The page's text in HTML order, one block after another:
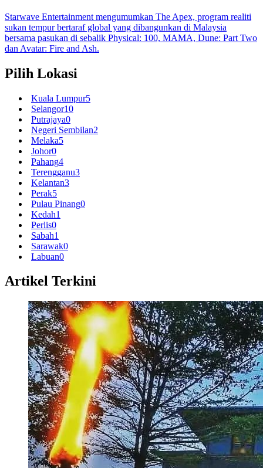
Starwave Entertainment mengumumkan The Apex, program realiti
sukan tempur bertaraf global yang dibangunkan di Malaysia
bersama pasukan di sebalik Physical: 100, MAMA, Dune: Part Two
dan Avatar: Fire and Ash.
Pilih Lokasi
Kuala Lumpur5
Selangor10
Putrajaya0
Negeri Sembilan2
Melaka5
Johor0
Pahang4
Terengganu3
Kelantan3
Perak5
Pulau Pinang0
Kedah1
Perlis0
Sabah1
Sarawak0
Labuan0
Artikel Terkini